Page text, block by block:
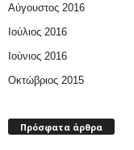
Αύγουστος 2016
Ιούλιος 2016
Ιούνιος 2016
Οκτώβριος 2015
Πρόσφατα άρθρα